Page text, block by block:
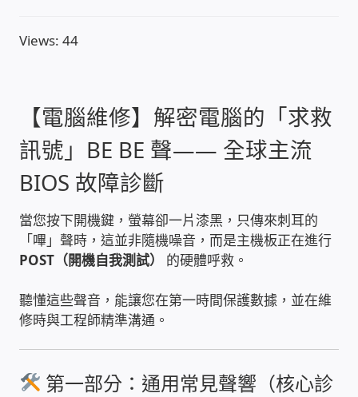
儀器設備
網路建置規劃維修-實績案例
弱電工程-實績案例
插卡計費
自動控制PLC專案設計-實績案例
雲端儲值型電表
Views: 44
【電腦維修】解密電腦的「求救
訊號」BE BE 聲—— 全球主流
BIOS 故障診斷
當您按下開機鍵，螢幕卻一片漆黑，只傳來刺耳的
「嗶」聲時，這並非隨機噪音，而是主機板正在進行
POST（開機自我測試）
的硬體呼救。
聽懂這些聲音，能讓您在第一時間保護數據，並在維
修時與工程師精準溝通。
第一部分：通用常見聲響（核心診